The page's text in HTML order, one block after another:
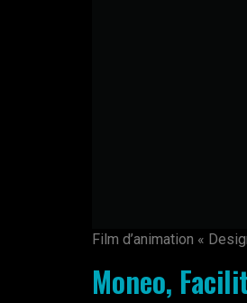
Film d’animation «
Moneo,